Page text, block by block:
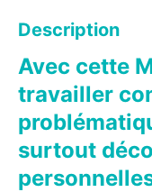
Description
Avec cette
travailler
surtout